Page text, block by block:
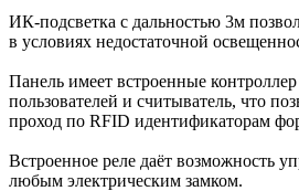
ИК-подсветка с дальностью 3м
в условиях недостаточной
Панель имеет встроенные
пользователей и считыватель, что
проход по RFID идентификаторам
Встроенное реле даёт возможность
любым электрическим замком.